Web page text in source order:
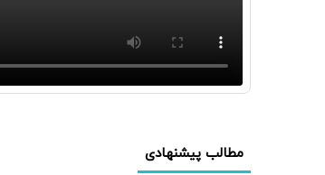
مطالب پیشنهادی